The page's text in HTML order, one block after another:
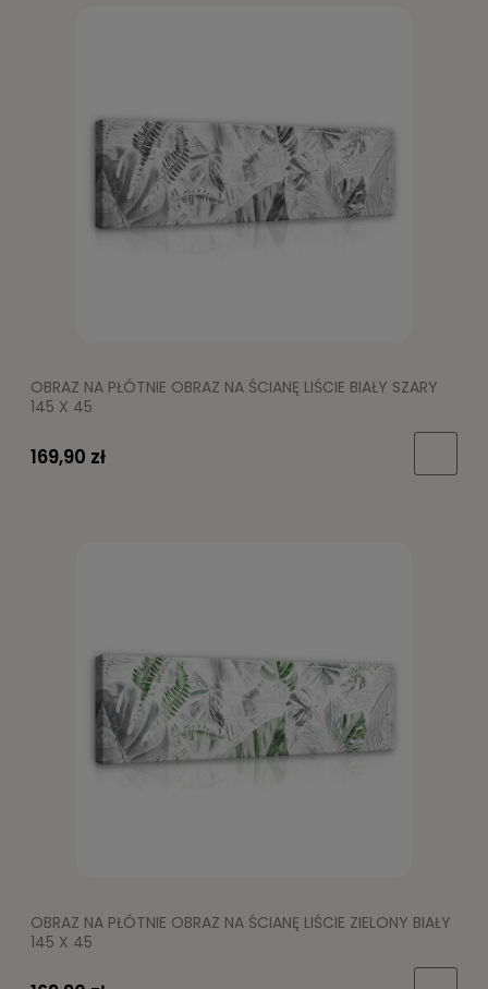
OBRAZ NA PŁÓTNIE OBRAZ NA ŚCIANĘ LIŚCIE BIAŁY SZARY
145 X 45
169,90 zł
OBRAZ NA PŁÓTNIE OBRAZ NA ŚCIANĘ LIŚCIE ZIELONY BIAŁY
145 X 45